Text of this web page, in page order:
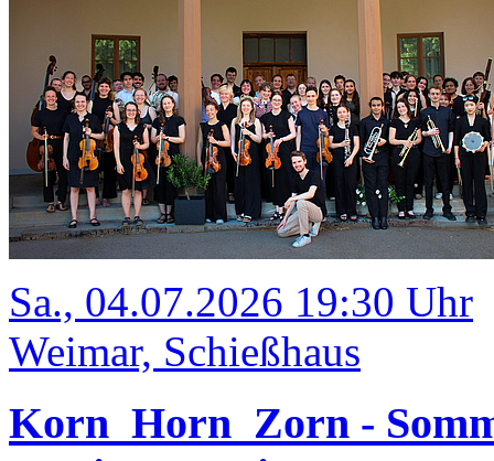
Sa., 04.07.2026 19:30 Uhr
Weimar, Schießhaus
Korn_Horn_Zorn -